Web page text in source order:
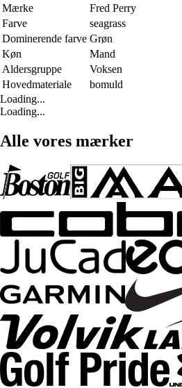
Mærke
Fred Perry
Farve
seagrass
Dominerende farve Grøn
Køn
Mand
Aldersgruppe
Voksen
Hovedmateriale
bomuld
Loading...
Loading...
Alle vores mærker